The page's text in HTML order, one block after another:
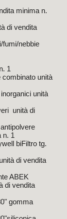
minima n.
di vendita
fumi/nebbie
1
combinato unità
unità
unità di
n. 1
biFiltro tg.
di vendita
ABEK
di vendita
gomma